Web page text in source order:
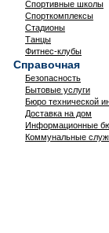
Спортивные школы
Спорткомплексы
Стадионы
Танцы
Фитнес-клубы
Справочная
Безопасность
Бытовые услуги
Бюро технической
Доставка на дом
Информационные
Коммунальные